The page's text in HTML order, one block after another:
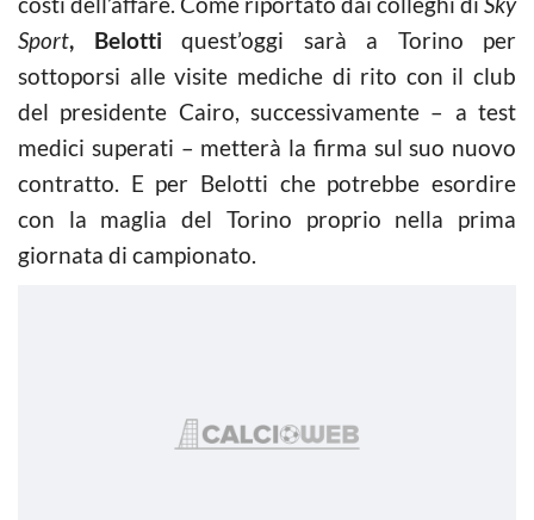
Sport, Belotti quest’oggi sarà a Torino per
sottoporsi alle visite mediche di rito con il club
del presidente Cairo, successivamente – a test
medici superati – metterà la firma sul suo nuovo
contratto. E per Belotti che potrebbe esordire
con la maglia del Torino proprio nella prima
giornata di campionato.